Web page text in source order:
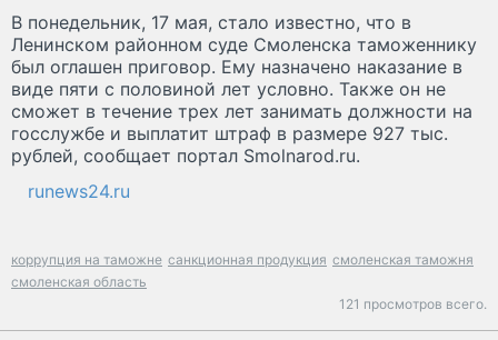
В понедельник, 17 мая, стало известно, что в
Ленинском районном суде Смоленска таможеннику
был оглашен приговор. Ему назначено наказание в
виде пяти с половиной лет условно. Также он не
сможет в течение трех лет занимать должности на
госслужбе и выплатит штраф в размере 927 тыс.
рублей, сообщает портал Smolnarod.ru.
runews24.ru
коррупция на таможне санкционная продукция смоленская таможня
смоленская область
121 просмотров всего.